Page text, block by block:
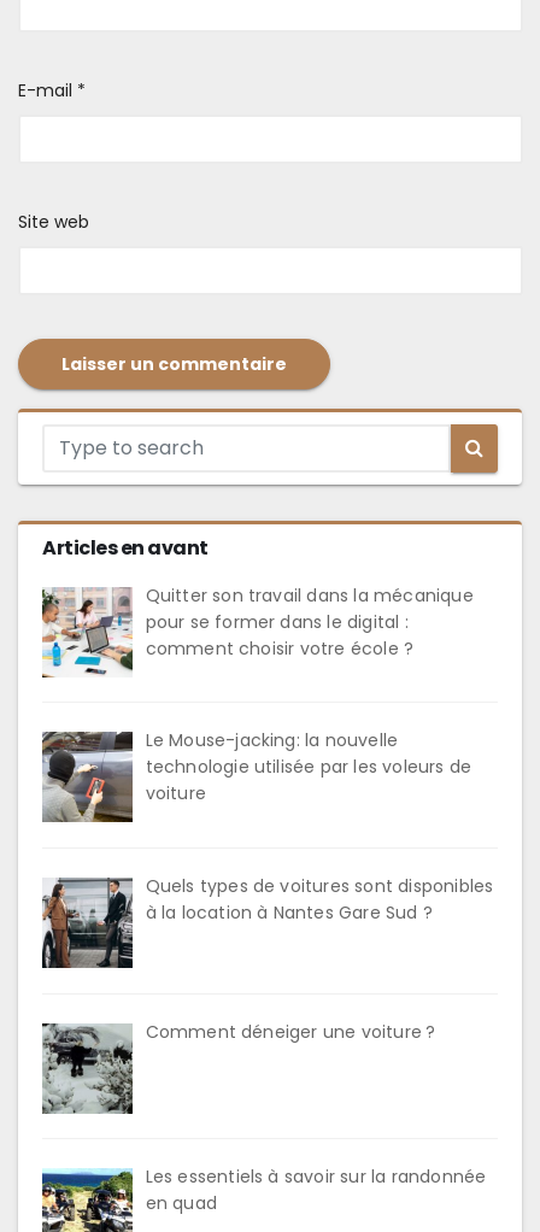
E-mail *
Site web
Articles en avant
Quitter son travail dans la mécanique
pour se former dans le digital :
comment choisir votre école ?
Le Mouse-jacking: la nouvelle
technologie utilisée par les voleurs de
voiture
Quels types de voitures sont disponibles
à la location à Nantes Gare Sud ?
Comment déneiger une voiture ?
Les essentiels à savoir sur la randonnée
en quad